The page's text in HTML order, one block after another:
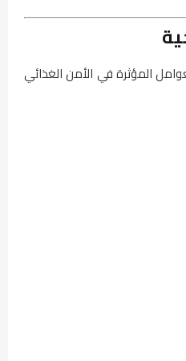
المؤثرة في الأمن الغذائي